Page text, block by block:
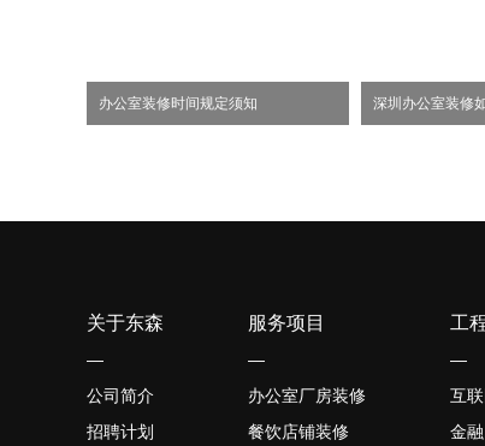
办公室装修时间规定须知 深圳办公室装修
关于东森
—
公司简介
招聘计划
服务项目
—
办公室厂房装修
餐饮店铺装修
工
—
互
金融